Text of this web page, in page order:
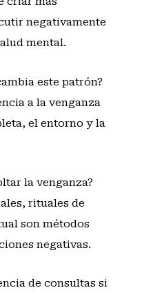
negativamente
mental.
este patrón?
a la venganza
el entorno y la
la venganza?
rituales de
son métodos
negativas.
de consultas si